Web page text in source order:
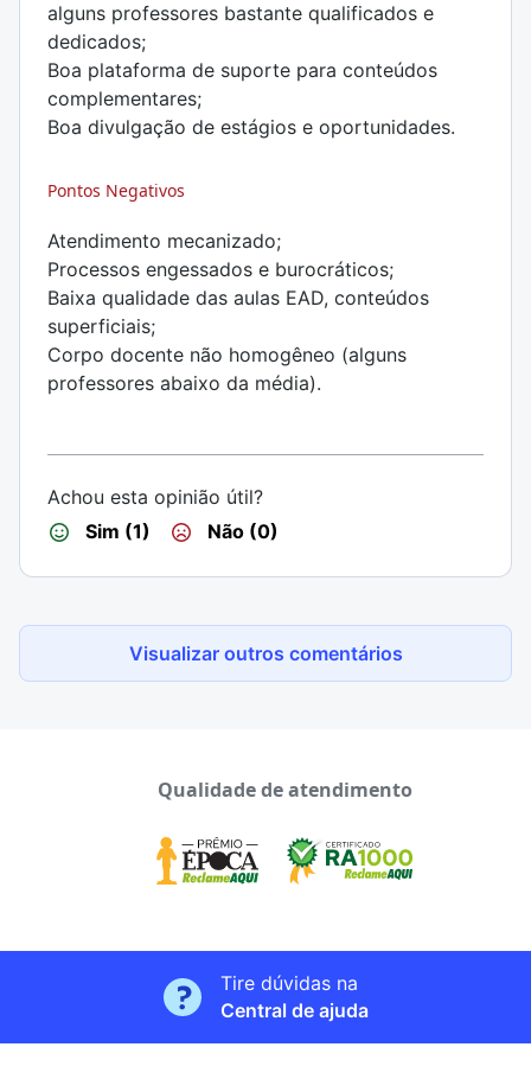
alguns professores bastante qualificados e
dedicados;
Boa plataforma de suporte para conteúdos
complementares;
Boa divulgação de estágios e oportunidades.
Pontos Negativos
Atendimento mecanizado;
Processos engessados e burocráticos;
Baixa qualidade das aulas EAD, conteúdos
superficiais;
Corpo docente não homogêneo (alguns
professores abaixo da média).
Achou esta opinião útil?
Sim (1)
Não (0)
Visualizar outros comentários
Qualidade de atendimento
Tire dúvidas na
Central de ajuda